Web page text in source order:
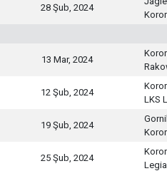
28 Şub, 2024
13 Mar, 2024
12 Şub, 2024
LKS
19 Şub, 2024
25 Şub, 2024